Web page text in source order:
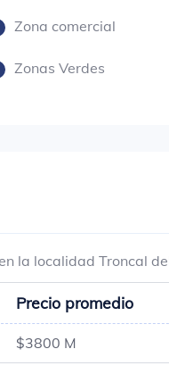
Zona comercial
Zonas Verdes
la localidad Troncal
Precio promedio
$3800 M